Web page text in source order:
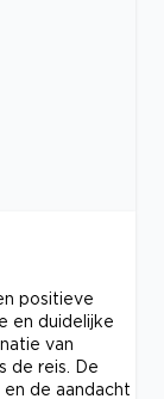
positieve
en duidelijke
van
de reis. De
de aandacht